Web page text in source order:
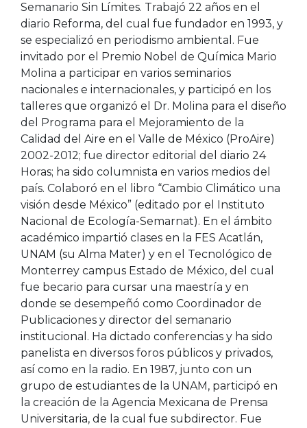
Semanario Sin Límites. Trabajó 22 años en el
diario Reforma, del cual fue fundador en 1993, y
se especializó en periodismo ambiental. Fue
invitado por el Premio Nobel de Química Mario
Molina a participar en varios seminarios
nacionales e internacionales, y participó en los
talleres que organizó el Dr. Molina para el diseño
del Programa para el Mejoramiento de la
Calidad del Aire en el Valle de México (ProAire)
2002-2012; fue director editorial del diario 24
Horas; ha sido columnista en varios medios del
país. Colaboró en el libro “Cambio Climático una
visión desde México” (editado por el Instituto
Nacional de Ecología-Semarnat). En el ámbito
académico impartió clases en la FES Acatlán,
UNAM (su Alma Mater) y en el Tecnológico de
Monterrey campus Estado de México, del cual
fue becario para cursar una maestría y en
donde se desempeñó como Coordinador de
Publicaciones y director del semanario
institucional. Ha dictado conferencias y ha sido
panelista en diversos foros públicos y privados,
así como en la radio. En 1987, junto con un
grupo de estudiantes de la UNAM, participó en
la creación de la Agencia Mexicana de Prensa
Universitaria, de la cual fue subdirector. Fue